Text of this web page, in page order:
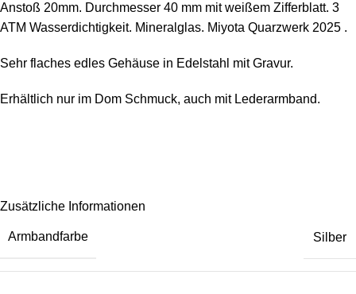
Anstoß 20mm. Durchmesser 40 mm mit weißem Zifferblatt. 3
ATM Wasserdichtigkeit. Mineralglas. Miyota Quarzwerk 2025 .
Sehr flaches edles Gehäuse in Edelstahl mit Gravur.
Erhältlich nur im Dom Schmuck, auch mit Lederarmband.
Zusätzliche Informationen
Armbandfarbe Silber